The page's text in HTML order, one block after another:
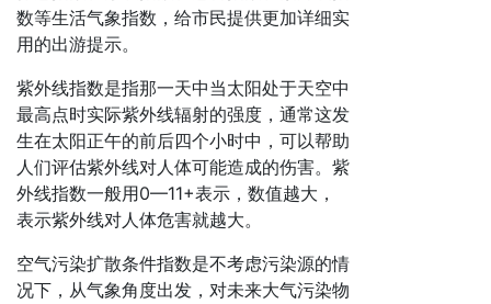
数等生活气象指数，给市民提供更加详细实
用的出游提示。
紫外线指数是指那一天中当太阳处于天空中
最高点时实际紫外线辐射的强度，通常这发
生在太阳正午的前后四个小时中，可以帮助
人们评估紫外线对人体可能造成的伤害。紫
外线指数一般用0—11+表示，数值越大，
表示紫外线对人体危害就越大。
空气污染扩散条件指数是不考虑污染源的情
况下，从气象角度出发，对未来大气污染物